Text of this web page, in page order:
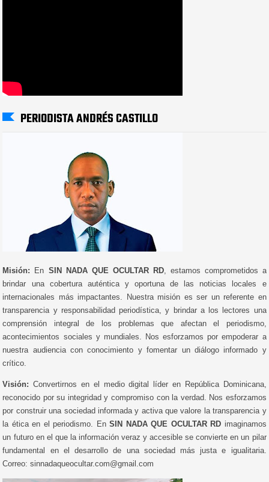
PERIODISTA ANDRÉS CASTILLO
Misión: En SIN NADA QUE OCULTAR RD, estamos comprometidos a
brindar una cobertura auténtica y oportuna de las noticias locales e
internacionales más impactantes. Nuestra misión es ser un referente en
transparencia y responsabilidad periodística, y brindar a los lectores una
comprensión integral de los problemas que afectan el periodismo,
acontecimientos sociales y mundiales. Nos esforzamos por empoderar a
nuestra audiencia con conocimiento y fomentar un diálogo informado y
crítico.
Visión: Convertirnos en el medio digital líder en República Dominicana,
reconocido por su integridad y compromiso con la verdad. Nos esforzamos
por construir una sociedad informada y activa que valore la transparencia y
la ética en el periodismo. EnSIN NADA QUE OCULTAR RD imaginamos
un futuro en el que la información veraz y accesible se convierte en un pilar
fundamental en el desarrollo de una sociedad más justa e igualitaria.
Correo: sinnadaqueocultar.com@gmail.com